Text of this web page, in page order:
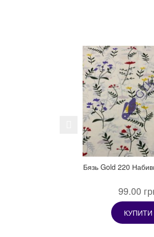
Бязь Gold 220
99.00
КУПИТИ
Previous